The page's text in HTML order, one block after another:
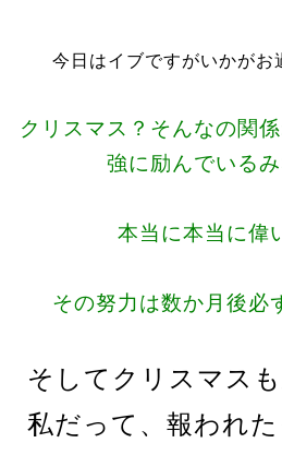
今日はイブですがいかがお
クリスマス？そんなの関
強に励んでいるみ
本当に本当に偉
その努力は数か月後必
そしてクリスマス
私だって、報われ